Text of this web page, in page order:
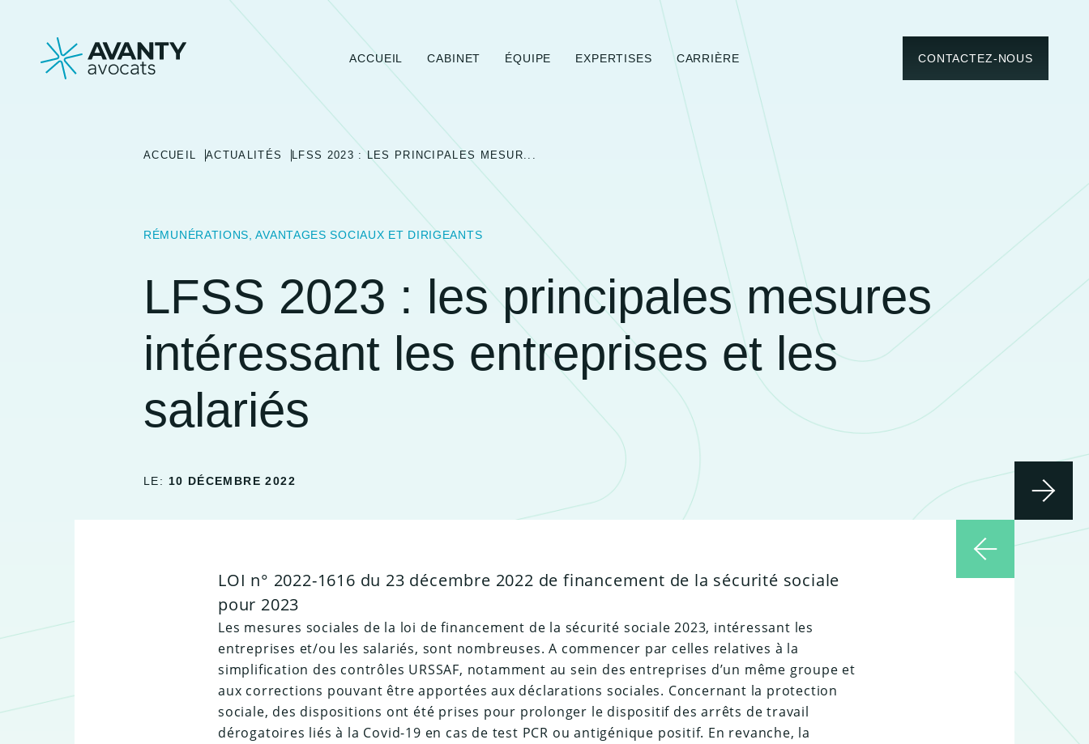
ACCUEIL CABINET ÉQUIPE EXPERTISES CARRIÈRE CONTACTEZ-NOUS
ACCUEIL ACTUALITÉS LFSS 2023 : LES PRINCIPALES MESUR...
RÉMUNÉRATIONS, AVANTAGES SOCIAUX ET DIRIGEANTS
LFSS 2023 : les principales mesures
intéressant les entreprises et les
salariés
LE: 10 DÉCEMBRE 2022
LOI n° 2022-1616 du 23 décembre 2022 de financement de la sécurité sociale
pour 2023
Les mesures sociales de la loi de financement de la sécurité sociale 2023, intéressant les
entreprises et/ou les salariés, sont nombreuses. A commencer par celles relatives à la
simplification des contrôles URSSAF, notamment au sein des entreprises d’un même groupe et
aux corrections pouvant être apportées aux déclarations sociales. Concernant la protection
sociale, des dispositions ont été prises pour prolonger le dispositif des arrêts de travail
dérogatoires liés à la Covid-19 en cas de test PCR ou antigénique positif. En revanche, la